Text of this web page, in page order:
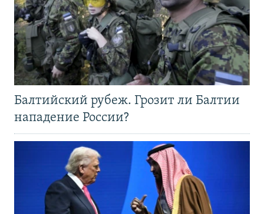
Балтийский рубеж. Грозит ли Балтии
нападение России?